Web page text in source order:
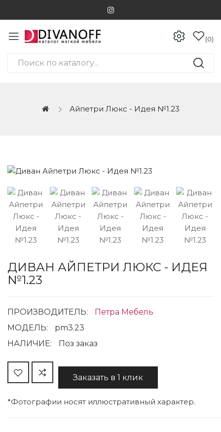
0
Айпетри Люкс - Идея №1.23
ДИВАН АЙПЕТРИ ЛЮКС - ИДЕЯ
№1.23
ПРОИЗВОДИТЕЛЬ:
Петра Мебель
МОДЕЛЬ:
pm3.23
НАЛИЧИЕ:
Поз заказ
Заказать в 1 клик
*Фотографии носят иллюстративный характер.